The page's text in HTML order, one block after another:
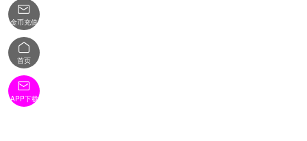

金币充值

首页

APP下载